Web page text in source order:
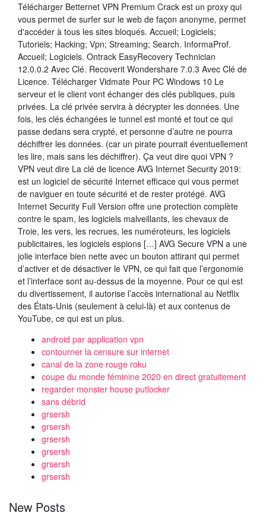
Télécharger Betternet VPN Premium Crack est un proxy qui
vous permet de surfer sur le web de façon anonyme, permet
d'accéder à tous les sites bloqués. Accueil; Logiciels;
Tutoriels; Hacking; Vpn; Streaming; Search. InformaProf.
Accueil; Logiciels. Ontrack EasyRecovery Technician
12.0.0.2 Avec Clé. Recoverit Wondershare 7.0.3 Avec Clé de
Licence. Télécharger Vidmate Pour PC Windows 10 Le
serveur et le client vont échanger des clés publiques, puis
privées. La clé privée servira à décrypter les données. Une
fois, les clés échangées le tunnel est monté et tout ce qui
passe dedans sera crypté, et personne d’autre ne pourra
déchiffrer les données. (car un pirate pourrait éventuellement
les lire, mais sans les déchiffrer). Ça veut dire quoi VPN ?
VPN veut dire La clé de licence AVG Internet Security 2019:
est un logiciel de sécurité Internet efficace qui vous permet
de naviguer en toute sécurité et de rester protégé. AVG
Internet Security Full Version offre une protection complète
contre le spam, les logiciels malveillants, les chevaux de
Troie, les vers, les recrues, les numéroteurs, les logiciels
publicitaires, les logiciels espions […] AVG Secure VPN a une
jolie interface bien nette avec un bouton attirant qui permet
d’activer et de désactiver le VPN, ce qui fait que l’ergonomie
et l’interface sont au-dessus de la moyenne. Pour ce qui est
du divertissement, il autorise l’accès international au Netflix
des États-Unis (seulement à celui-là) et aux contenus de
YouTube, ce qui est un plus.
android par application vpn
contourner la censure sur internet
canal de la zone rouge roku
coupe du monde féminine 2020 en direct gratuitement
regarder monster house putlocker
sans débrid
grsersh
grsersh
grsersh
grsersh
grsersh
grsersh
New Posts